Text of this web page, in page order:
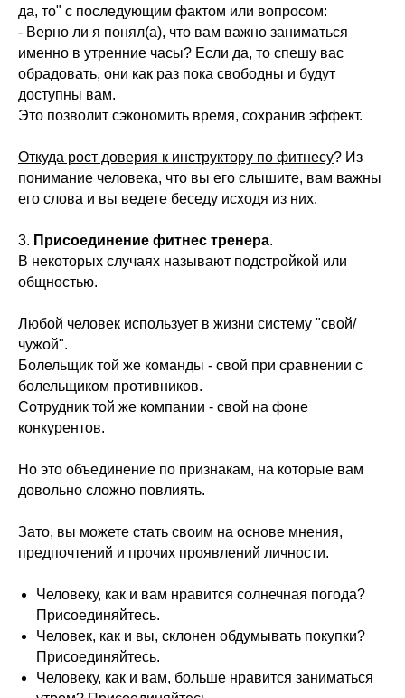
да, то" с последующим фактом или вопросом:
- Верно ли я понял(а), что вам важно заниматься
именно в утренние часы? Если да, то спешу вас
обрадовать, они как раз пока свободны и будут
доступны вам.
Это позволит сэкономить время, сохранив эффект.
Откуда рост доверия к инструктору по фитнесу? Из
понимание человека, что вы его слышите, вам важны
его слова и вы ведете беседу исходя из них.
3. Присоединение фитнес тренера.
В некоторых случаях называют подстройкой или
общностью.
Любой человек использует в жизни систему "свой/
чужой".
Болельщик той же команды - свой при сравнении с
болельщиком противников.
Сотрудник той же компании - свой на фоне
конкурентов.
Но это объединение по признакам, на которые вам
довольно сложно повлиять.
Зато, вы можете стать своим на основе мнения,
предпочтений и прочих проявлений личности.
Человеку, как и вам нравится солнечная погода?
Присоединяйтесь.
Человек, как и вы, склонен обдумывать покупки?
Присоединяйтесь.
Человеку, как и вам, больше нравится заниматься